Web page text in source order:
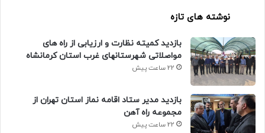
نوشته های تازه
بازدید کمیته نظارت و ارزیابی از راه های
مواصلاتی شهرستانهای غرب استان کرمانشاه
22 ساعت پیش
بازدید مدیر ستاد اقامه نماز استان تهران از
مجموعه راه آهن
22 ساعت پیش